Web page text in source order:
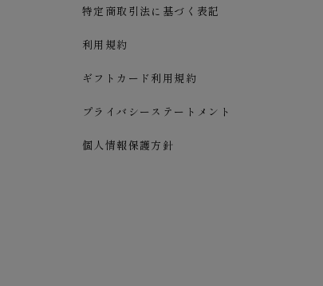
特定商取引法に基づく表記
利用規約
ギフトカード利用規約
プライバシーステートメント
個人情報保護方針